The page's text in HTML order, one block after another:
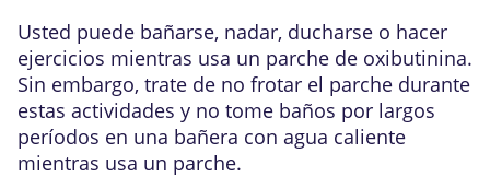
Usted puede bañarse, nadar, ducharse o hacer
ejercicios mientras usa un parche de oxibutinina.
Sin embargo, trate de no frotar el parche durante
estas actividades y no tome baños por largos
períodos en una bañera con agua caliente
mientras usa un parche.